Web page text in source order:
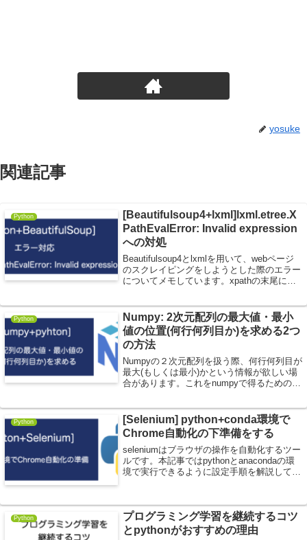
yosuke
関連記事
Python
[Beautifulsoup4+lxml]lxml.etree.X
PathEvalError: Invalid expression
への対処
Beautifulsoup4とlxmlを用いて、webページ
のスクレイピングをしようとした際のエラー
についてメモしています。xpathの末尾に余
い。
Python
Numpy: 2次元配列の最大値・最小
値の位置(何行何列目か)を求める2つ
の方法
Numpyの２次元配列を扱う際、何行何列目が
最大(もしくは最小)かという情報が欲しい場
合があります。これをnumpyで得るための2
Python
[Selenium] python+conda環境で
Chrome自動化の下準備をする
seleniumはブラウザの操作を自動化するツー
ルです。本記事ではpythonとanacondaの環
境で実行できるように設定手順を解説してい
Python
プログラミング学習を継続するコツ
とpythonがおすすめの理由